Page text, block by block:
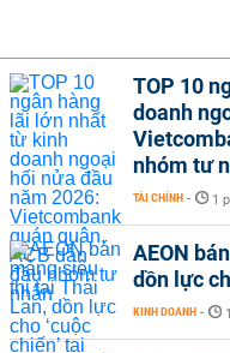
TOP 10
doanh
nhóm tư
TÀI CHÍNH - 1
AEON
dồn lực
KINH DOANH -